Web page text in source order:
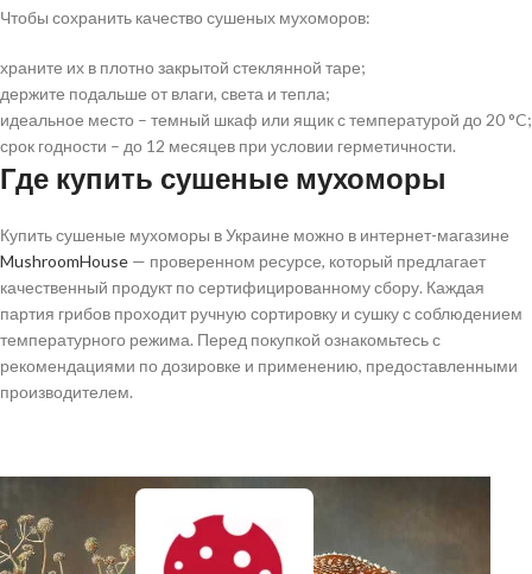
Чтобы сохранить качество сушеных мухоморов:
храните их в плотно закрытой стеклянной таре;
держите подальше от влаги, света и тепла;
идеальное место – темный шкаф или ящик с температурой до 20 °C;
срок годности – до 12 месяцев при условии герметичности.
Где купить сушеные мухоморы
Купить сушеные мухоморы в Украине можно в интернет-магазине
MushroomHouse — проверенном ресурсе, который предлагает
качественный продукт по сертифицированному сбору. Каждая
партия грибов проходит ручную сортировку и сушку с соблюдением
температурного режима. Перед покупкой ознакомьтесь с
рекомендациями по дозировке и применению, предоставленными
производителем.